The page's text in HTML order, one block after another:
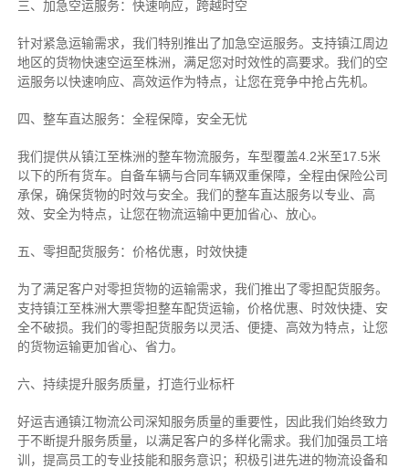
三、加急空运服务：快速响应，跨越时空
针对紧急运输需求，我们特别推出了加急空运服务。支持镇江周边
地区的货物快速空运至株洲，满足您对时效性的高要求。我们的空
运服务以快速响应、高效运作为特点，让您在竞争中抢占先机。
四、整车直达服务：全程保障，安全无忧
我们提供从镇江至株洲的整车物流服务，车型覆盖4.2米至17.5米
以下的所有货车。自备车辆与合同车辆双重保障，全程由保险公司
承保，确保货物的时效与安全。我们的整车直达服务以专业、高
效、安全为特点，让您在物流运输中更加省心、放心。
五、零担配货服务：价格优惠，时效快捷
为了满足客户对零担货物的运输需求，我们推出了零担配货服务。
支持镇江至株洲大票零担整车配货运输，价格优惠、时效快捷、安
全不破损。我们的零担配货服务以灵活、便捷、高效为特点，让您
的货物运输更加省心、省力。
六、持续提升服务质量，打造行业标杆
好运吉通镇江物流公司深知服务质量的重要性，因此我们始终致力
于不断提升服务质量，以满足客户的多样化需求。我们加强员工培
训，提高员工的专业技能和服务意识；积极引进先进的物流设备和